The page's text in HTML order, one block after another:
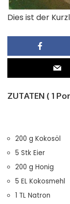
Dies ist der
ZUTATEN ( 1
200 g Kokosöl
5 Stk Eier
200 g Honig
5 EL Kokosmehl
1 TL Natron